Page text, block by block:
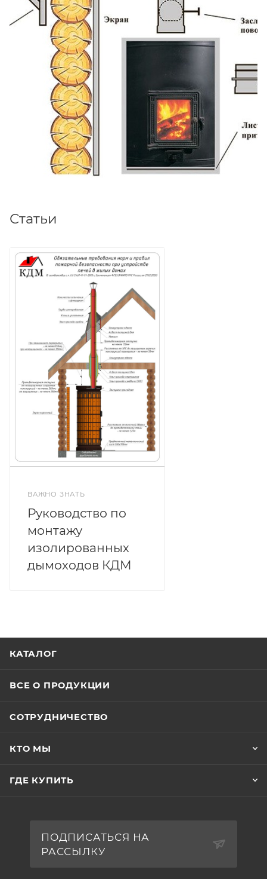
Статьи
ВАЖНО ЗНАТЬ
Руководство по
монтажу
изолированных
дымоходов КДМ
КАТАЛОГ
ВСЕ О ПРОДУКЦИИ
СОТРУДНИЧЕСТВО
КТО МЫ
ГДЕ КУПИТЬ
ПОДПИСАТЬСЯ НА
РАССЫЛКУ